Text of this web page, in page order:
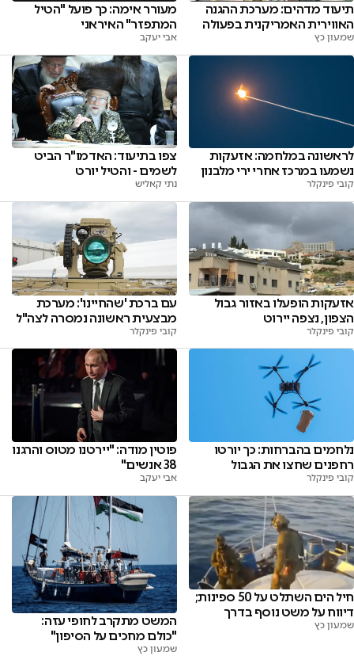
תיעוד מדהים: מערכת ההגנה
האווירית האמריקנית בפעולה
שמעון כץ
מעורר אימה: כך פועל "הטיל
המתפזר" האיראני
אבי יעקב
לראשונה במלחמה: אזעקות
נשמעו במרכז אחרי ירי מלבנון
קובי פינקלר
צפו בתיעוד: האדמו"ר הביט
לשמים - והטיל יורט
נתי קאליש
אזעקות הופעלו באזור גבול
הצפון, נצפה יירוט
קובי פינקלר
עם ברכת 'שהחיינו': מערכת
מבצעית ראשונה נמסרה לצה"ל
קובי פינקלר
נלחמים בהברחות: כך יורטו
רחפנים שחצו את הגבול
קובי פינקלר
פוטין מודה: "יירטנו מטוס והרגנו
38 אנשים"
אבי יעקב
חיל הים השתלט על 50 ספינות;
דיווח על משט נוסף בדרך
שמעון כץ
המשט מתקרב לחופי עזה:
"כולם מחכים על הסיפון"
שמעון כץ